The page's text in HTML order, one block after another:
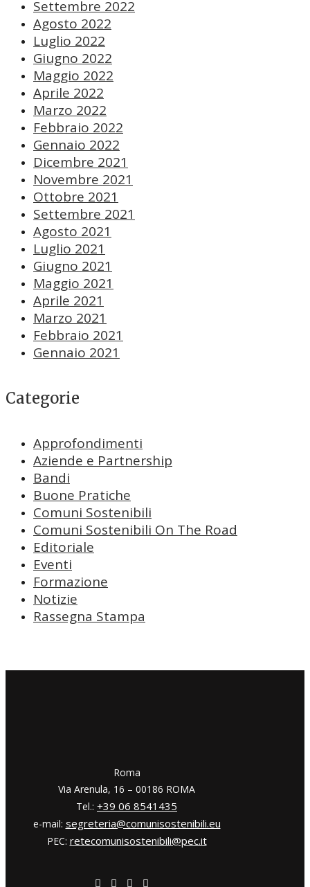
Settembre 2022
Agosto 2022
Luglio 2022
Giugno 2022
Maggio 2022
Aprile 2022
Marzo 2022
Febbraio 2022
Gennaio 2022
Dicembre 2021
Novembre 2021
Ottobre 2021
Settembre 2021
Agosto 2021
Luglio 2021
Giugno 2021
Maggio 2021
Aprile 2021
Marzo 2021
Febbraio 2021
Gennaio 2021
Categorie
Approfondimenti
Aziende e Partnership
Bandi
Buone Pratiche
Comuni Sostenibili
Comuni Sostenibili On The Road
Editoriale
Eventi
Formazione
Notizie
Rassegna Stampa
​​Roma
Via Arenula, 16 – 00186 ROMA
Tel.: +39 06 8541435
e-mail: segreteria@comunisostenibili.eu
PEC: retecomunisostenibili@pec.it